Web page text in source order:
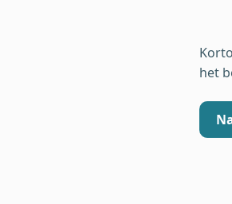
het